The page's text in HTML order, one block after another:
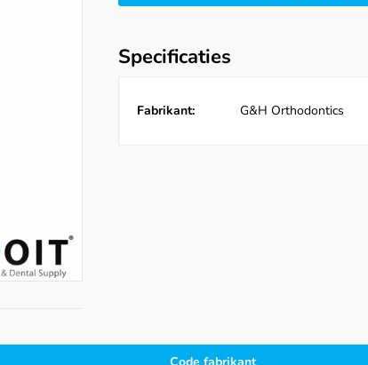
Specificaties
Fabrikant: G&H Orthodontics